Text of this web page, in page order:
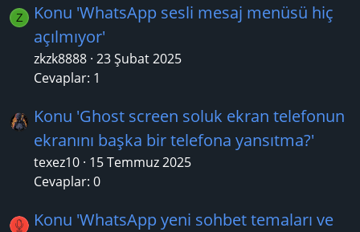
Z
Konu 'WhatsApp sesli mesaj menüsü hiç
açılmıyor'
zkzk8888 23 Şubat 2025
Cevaplar: 1
Konu 'Ghost screen soluk ekran telefonun
ekranını başka bir telefona yansıtma?'
texez10 15 Temmuz 2025
Cevaplar: 0
Konu 'WhatsApp yeni sohbet temaları ve